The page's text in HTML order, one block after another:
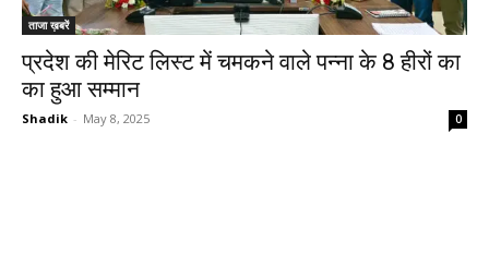
ताजा ख़बरें
प्रदेश की मेरिट लिस्ट में चमकने वाले पन्ना के 8 हीरों का
का हुआ सम्मान
Shadik - May 8, 2025 0